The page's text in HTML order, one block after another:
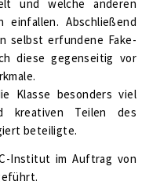
und welche anderen
einfallen. Abschließend
selbst erfundene Fake-
diese gegenseitig vor
Klasse besonders viel
kreativen Teilen des
beteiligte.
Institut im Auftrag von